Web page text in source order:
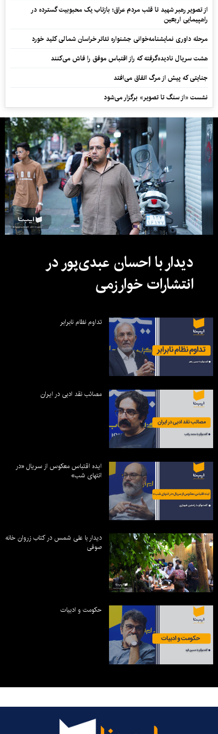
از تصویر رهبر شهید تا قلب مردم عراق؛ بازتاب یک محبوبیت گسترده در
راهپیمایی اربعین
مرحله داوری نمایشنامه‌خوانی جشنواره تئاتر خراسان شمالی کلید خورد
هشت سریال نادیده‌گرفته که راز اقتباس موفق را فاش می‌کنند
جنایتی که پیش از مرگ اتفاق می‌افتد
نشست «از سنگ تا تصویر» برگزار می‌شود
دیدار با احسان عبدی‌پور در
انتشارات خوارزمی
تداوم نظام نابرابر
مصائب نقد ادبی در ایران
ایده اقتباس معکوس از سریال «در
انتهای شب»
دیدار با علی شمس در کتاب زروان خانه
صوفی
حکومت و ادبیات